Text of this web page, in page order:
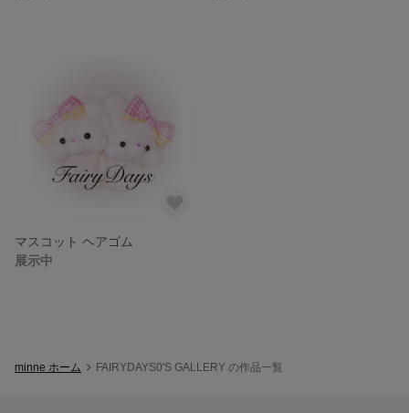
マスコット ヘアゴム
展示中
minne ホーム FAIRYDAYS0'S GALLERY の作品一覧